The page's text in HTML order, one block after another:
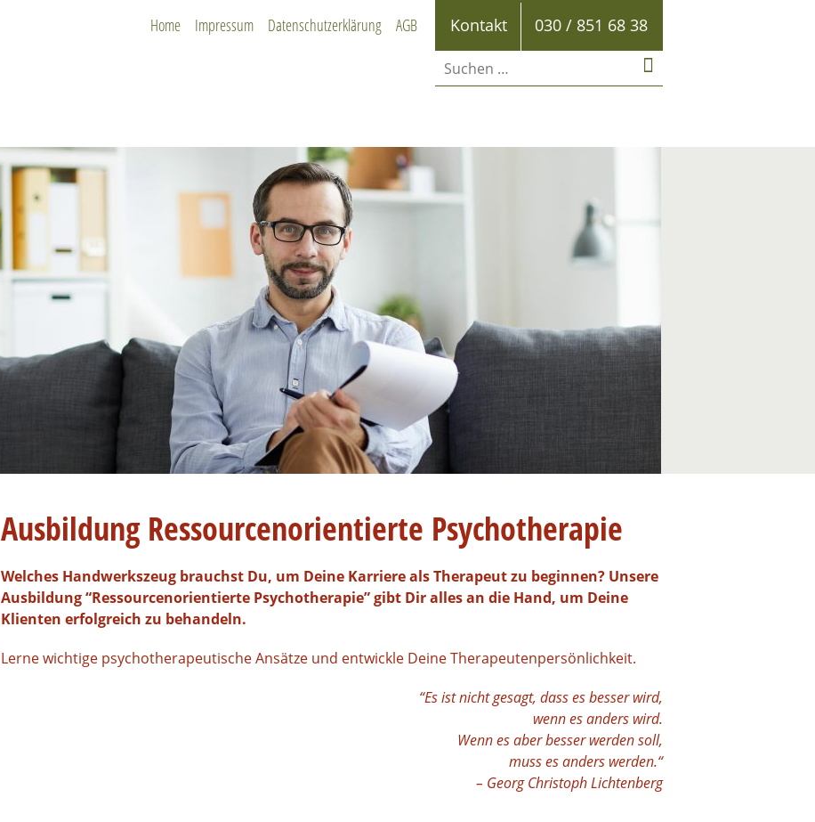
Home Impressum Datenschutzerklärung AGB Kontakt 030 / 851 68 38
Ausbildung Ressourcenorientierte Psychotherapie
Welches Handwerkszeug brauchst Du, um Deine Karriere als Therapeut zu beginnen? Unsere
Ausbildung “Ressourcenorientierte Psychotherapie” gibt Dir alles an die Hand, um Deine
Klienten erfolgreich zu behandeln.
Lerne wichtige psychotherapeutische Ansätze und entwickle Deine Therapeutenpersönlichkeit.
“Es ist nicht gesagt, dass es besser wird,
wenn es anders wird.
Wenn es aber besser werden soll,
muss es anders werden.“
– Georg Christoph Lichtenberg